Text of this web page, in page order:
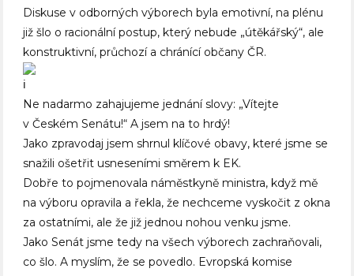
Diskuse v odborných výborech byla emotivní, na plénu
již šlo o racionální postup, který nebude „útěkářský“, ale
konstruktivní, průchozí a chránící občany ČR.
Ne nadarmo zahajujeme jednání slovy: „Vítejte
v Českém Senátu!“ A jsem na to hrdý!
Jako zpravodaj jsem shrnul klíčové obavy, které jsme se
snažili ošetřit usneseními směrem k EK.
Dobře to pojmenovala náměstkyně ministra, když mě
na výboru opravila a řekla, že nechceme vyskočit z okna
za ostatními, ale že již jednou nohou venku jsme.
Jako Senát jsme tedy na všech výborech zachraňovali,
co šlo. A myslím, že se povedlo. Evropská komise